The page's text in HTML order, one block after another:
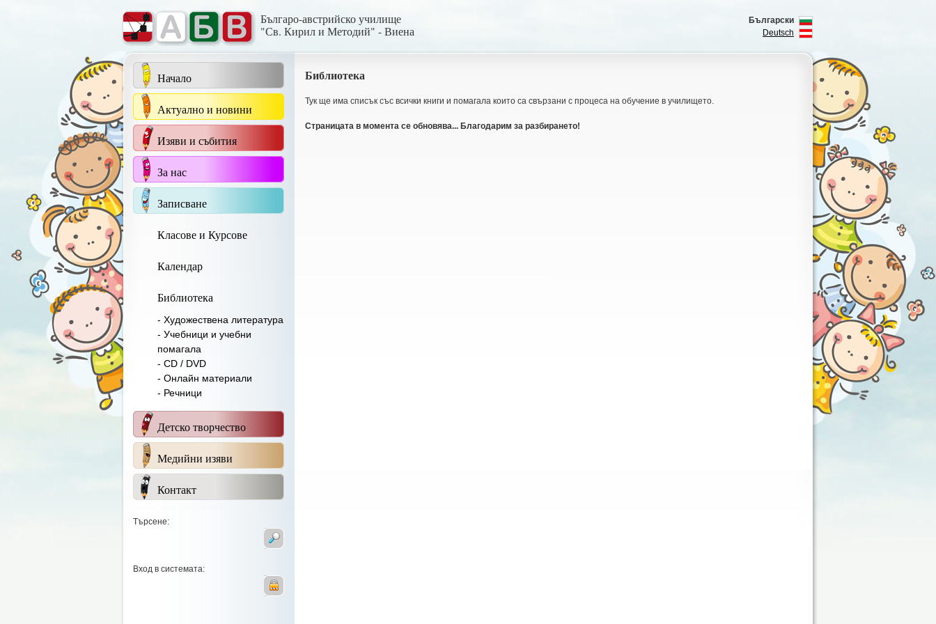
Българо-австрийско училище
"Св. Кирил и Методий" - Виена
Български
Deutsch
Начало
Актуално и новини
Изяви и събития
За нас
Записване
Класове и Курсове
Календар
Библиотека
- Художествена литература
- Учебници и учебни
помагала
- CD / DVD
- Онлайн материали
- Речници
Детско творчество
Медийни изяви
Контакт
Търсене:
Вход в системата:
Библиотека
Тук ще има списък със всички книги и помагала които са свързани с процеса на обучение в училището.
Страницата в момента се обновява... Благодарим за разбирането!